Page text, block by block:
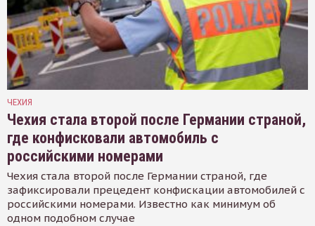
ЧЕХИЯ
Чехия стала второй после Германии страной,
где конфисковали автомобиль с
российскими номерами
Чехия стала второй после Германии страной, где
зафиксировали прецедент конфискации автомобилей с
российскими номерами. Известно как минимум об
одном подобном случае